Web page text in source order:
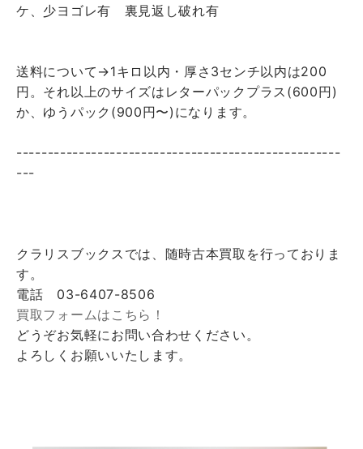
ケ、少ヨゴレ有 裏見返し破れ有
送料について→1キロ以内・厚さ3センチ以内は200
円。それ以上のサイズはレターパックプラス(600円)
か、ゆうパック(900円〜)になります。
----------------------------------------------------
---
クラリスブックスでは、随時古本買取を行っておりま
す。
電話 03-6407-8506
買取フォームはこちら！
どうぞお気軽にお問い合わせください。
よろしくお願いいたします。